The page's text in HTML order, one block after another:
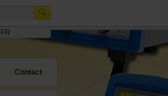
FR
Contact